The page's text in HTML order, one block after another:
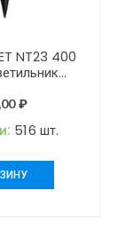
NT23 400
грунтовой
3000К
₽
516 шт.